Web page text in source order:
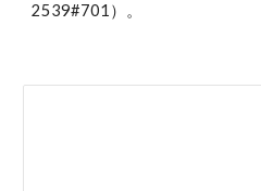
2539#701）。